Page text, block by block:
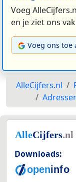
Voeg
en je ziet ons
Voeg ons toe
AlleCijfers.nl
Downloads: